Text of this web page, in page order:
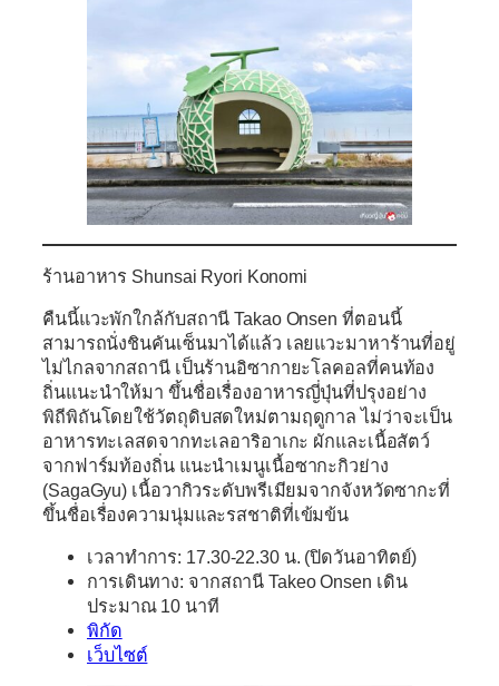
ร้านอาหาร Shunsai Ryori Konomi
คืนนี้แวะพักใกล้กับสถานี Takao Onsen ที่ตอนนี้
สามารถนั่งชินคันเซ็นมาได้แล้ว เลยแวะมาหาร้านที่อยู่
ไม่ไกลจากสถานี เป็นร้านอิซากายะโลคอลที่คนท้อง
ถิ่นแนะนำให้มา ขึ้นชื่อเรื่องอาหารญี่ปุ่นที่ปรุงอย่าง
พิถีพิถันโดยใช้วัตถุดิบสดใหม่ตามฤดูกาล ไม่ว่าจะเป็น
อาหารทะเลสดจากทะเลอาริอาเกะ ผักและเนื้อสัตว์
จากฟาร์มท้องถิ่น แนะนำเมนูเนื้อซากะกิวย่าง
(SagaGyu) เนื้อวากิวระดับพรีเมียมจากจังหวัดซากะที่
ขึ้นชื่อเรื่องความนุ่มและรสชาติที่เข้มข้น
เวลาทำการ: 17.30-22.30 น. (ปิดวันอาทิตย์)
การเดินทาง: จากสถานี Takeo Onsen เดิน
ประมาณ 10 นาที
พิกัด
เว็บไซต์